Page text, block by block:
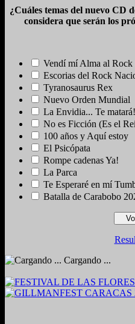
¿Cuáles temas del nuevo
considera que serán los
Vendí mí Alma al
Escorias del Rock
Tyranosaurus Rex
Nuevo Orden Mundial
La Envidia... Te matará!
No es Ficción (Es el
100 años y Aquí estoy
El Psicópata
Rompe cadenas Ya!
La Parca
Te Esperaré en mí
Batalla de Carabobo
Cargando ...